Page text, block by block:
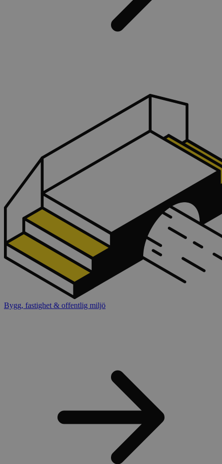
Bygg, fastighet & offentlig miljö